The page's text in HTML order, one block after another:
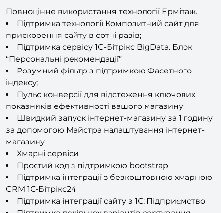
Повноцінне використання технології Ермітаж.
Підтримка технології Композитний сайт для
прискорення сайту в сотні разів;
Підтримка сервісу 1C-Бітрікс BigData. Блок
“Персональні рекомендації”
Розумний фільтр з підтримкою Фасетного
індексу;
Пульс конверсії для відстеження ключових
показників ефективності вашого магазину;
Швидкий запуск інтернет-магазину за 1 годину
за допомогою Майстра налаштування інтернет-
магазину
Хмарні сервіси
Простий код з підтримкою bootstrap
Підтримка інтеграції з безкоштовною хмарною
CRM 1С-Бітрікс24